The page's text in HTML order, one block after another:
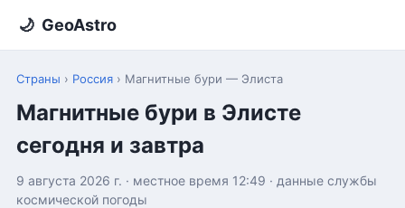
🌙 GeoAstro
Страны › Россия › Магнитные бури — Элиста
Магнитные бури в Элисте
сегодня и завтра
9 августа 2026 г. · местное время 12:49 · данные службы
космической погоды